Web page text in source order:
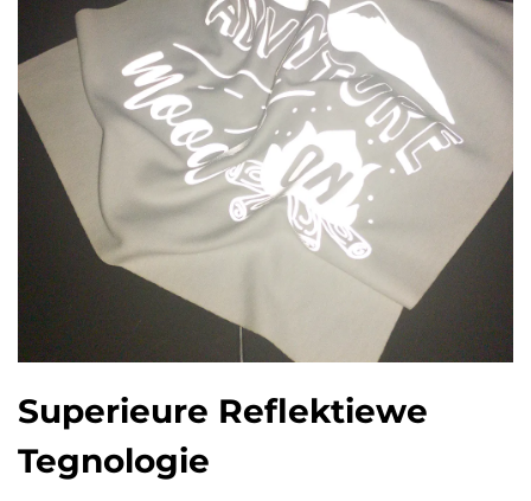
Superieure Reflektiewe
Tegnologie